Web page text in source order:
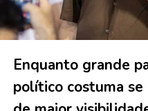
Enquanto grande
político costuma